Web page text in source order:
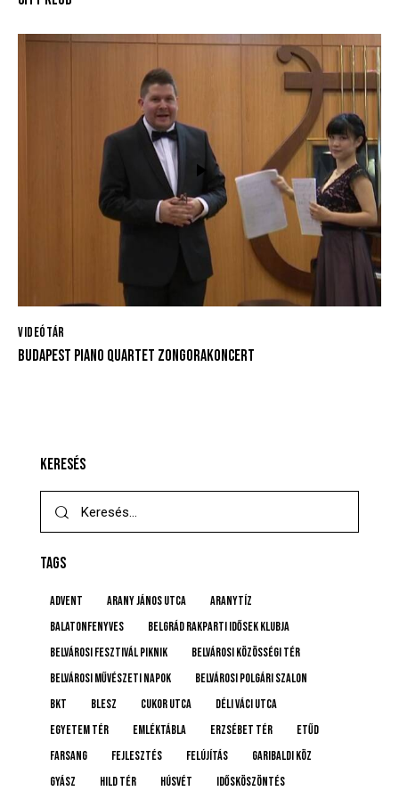
VIDEÓTÁR
BUDAPEST PIANO QUARTET ZONGORAKONCERT
KERESÉS
TAGS
advent Arany János utca
Aranytíz
Balatonfenyves
Belgrád Rakparti Idősek Klubja
Belvárosi Fesztivál Piknik
Belvárosi Közösségi Tér
Belvárosi Művészeti Napok
Belvárosi Polgári Szalon
BKT
BLESZ Cukor utca
Déli Váci utca
Egyetem tér
emléktábla Erzsébet tér
etűd
farsang
fejlesztés felújítás
Garibaldi köz
gyász
Hild tér húsvét
idősköszöntés